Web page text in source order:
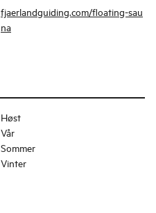
fjaerlandguiding.com/floating-sau
na
Høst
Vår
Sommer
Vinter